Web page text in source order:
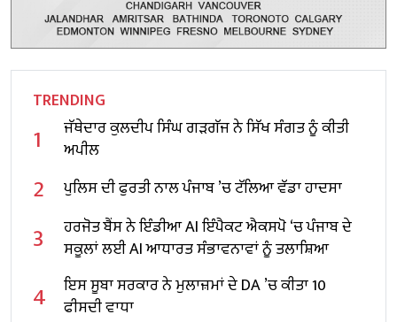
TRENDING
1
ਜੱਥੇਦਾਰ ਕੁਲਦੀਪ ਸਿੰਘ ਗੜਗੱਜ ਨੇ ਸਿੱਖ ਸੰਗਤ ਨੂੰ ਕੀਤੀ
ਅਪੀਲ
2 ਪੁਲਿਸ ਦੀ ਫੁਰਤੀ ਨਾਲ ਪੰਜਾਬ ’ਚ ਟੱਲਿਆ ਵੱਡਾ ਹਾਦਸਾ
3
ਹਰਜੋਤ ਬੈਂਸ ਨੇ ਇੰਡੀਆ AI ਇੰਪੈਕਟ ਐਕਸਪੋ ‘ਚ ਪੰਜਾਬ ਦੇ
ਸਕੂਲਾਂ ਲਈ AI ਆਧਾਰਤ ਸੰਭਾਵਨਾਵਾਂ ਨੂੰ ਤਲਾਸ਼ਿਆ
4
ਇਸ ਸੂਬਾ ਸਰਕਾਰ ਨੇ ਮੁਲਾਜ਼ਮਾਂ ਦੇ DA ’ਚ ਕੀਤਾ 10
ਫੀਸਦੀ ਵਾਧਾ